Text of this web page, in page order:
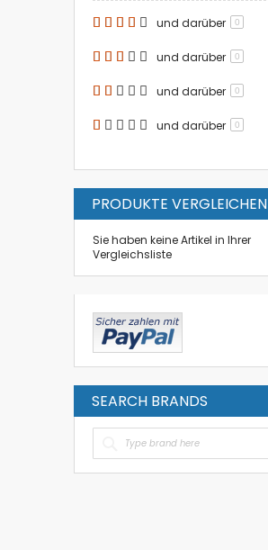
und darüber 0
und darüber 0
und darüber 0
und darüber 0
PRODUKTE VERGLEICHEN
Sie haben keine Artikel in Ihrer
Vergleichsliste
SEARCH BRANDS